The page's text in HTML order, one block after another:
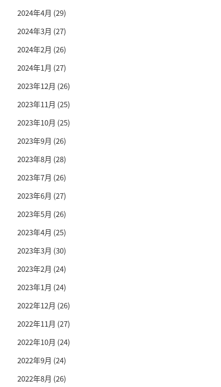
2024年4月 (29)
2024年3月 (27)
2024年2月 (26)
2024年1月 (27)
2023年12月 (26)
2023年11月 (25)
2023年10月 (25)
2023年9月 (26)
2023年8月 (28)
2023年7月 (26)
2023年6月 (27)
2023年5月 (26)
2023年4月 (25)
2023年3月 (30)
2023年2月 (24)
2023年1月 (24)
2022年12月 (26)
2022年11月 (27)
2022年10月 (24)
2022年9月 (24)
2022年8月 (26)